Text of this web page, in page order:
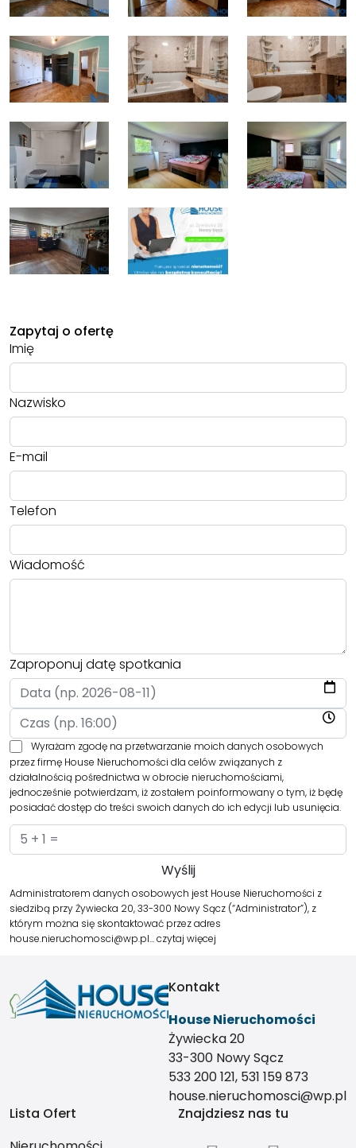
Zapytaj o ofertę
Imię
Nazwisko
E-mail
Telefon
Wiadomość
Zaproponuj datę spotkania
Wyrażam zgodę na przetwarzanie moich danych osobowych
przez firmę House Nieruchomości dla celów związanych z
działalnością pośrednictwa w obrocie nieruchomościami,
jednocześnie potwierdzam, iż zostałem poinformowany o tym, iż będę
posiadać dostęp do treści swoich danych do ich edycji lub usunięcia.
Administratorem danych osobowych jest House Nieruchomości z
siedzibą przy Żywiecka 20, 33-300 Nowy Sącz (“Administrator”), z
którym można się skontaktować przez adres
house.nieruchomosci@wp.pl…czytaj więcej
Kontakt
House Nieruchomości
Żywiecka 20
33-300 Nowy Sącz
533 200 121, 531 159 873
house.nieruchomosci@wp.pl
Lista Ofert
Znajdziesz nas tu